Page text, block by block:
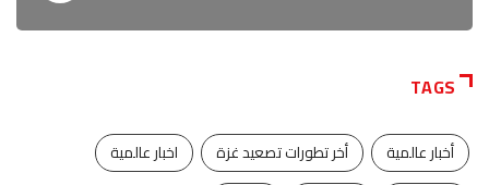
TAGS
أخبار عالمية أخر تطورات تصعيد غزة
اخبار عالمية